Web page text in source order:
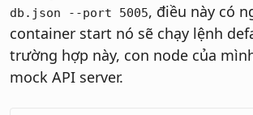
db.json --port 5005, điều này có
container start nó sẽ chạy lệnh
trường hợp này, con node của
mock API server.